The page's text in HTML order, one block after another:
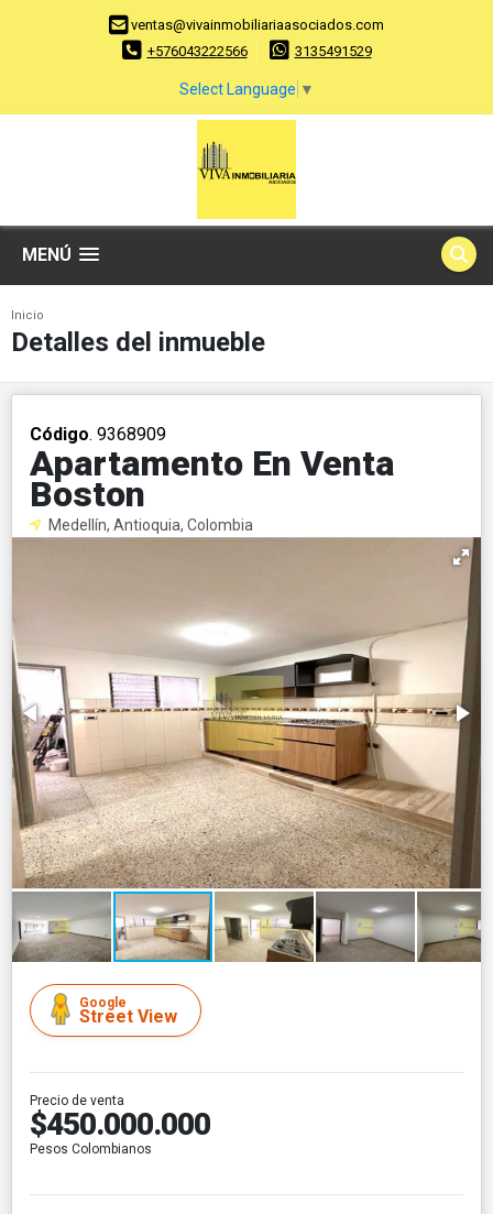
ventas@vivainmobiliariaasociados.com
+576043222566
3135491529
Select Language ▼
MENÚ
Inicio
Detalles del inmueble
Código. 9368909
Apartamento En Venta
Boston
Medellín, Antioquia, Colombia
Google
Street View
Precio de venta
$450.000.000
Pesos Colombianos